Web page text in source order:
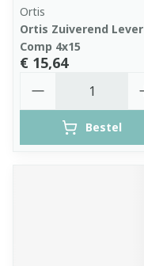
Ortis
Ortis Zuiverend Lever
Comp 4x15
€ 15,64
Bestel